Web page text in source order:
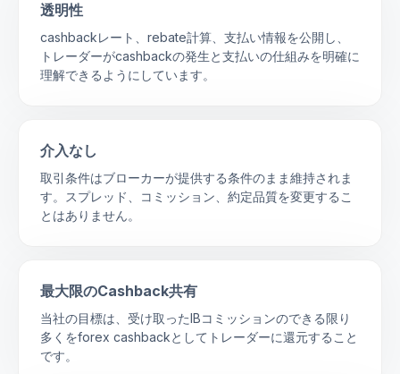
透明性
cashbackレート、rebate計算、支払い情報を公開し、
トレーダーがcashbackの発生と支払いの仕組みを明確に
理解できるようにしています。
介入なし
取引条件はブローカーが提供する条件のまま維持されま
す。スプレッド、コミッション、約定品質を変更するこ
とはありません。
最大限のCashback共有
当社の目標は、受け取ったIBコミッションのできる限り
多くをforex cashbackとしてトレーダーに還元すること
です。